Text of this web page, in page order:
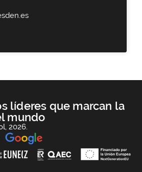
líderes que marcan la
mundo
2026.